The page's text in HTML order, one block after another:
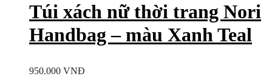
Túi xách nữ thời trang Nori
Handbag – màu Xanh Teal
950.000 VNĐ